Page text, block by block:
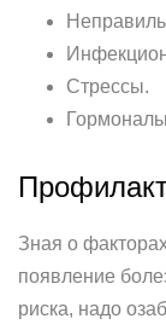
Стрессы.
Зная о
появление
риска, надо